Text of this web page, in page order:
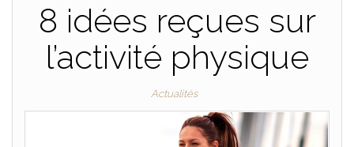
8 idées reçues sur
l’activité physique
Actualités